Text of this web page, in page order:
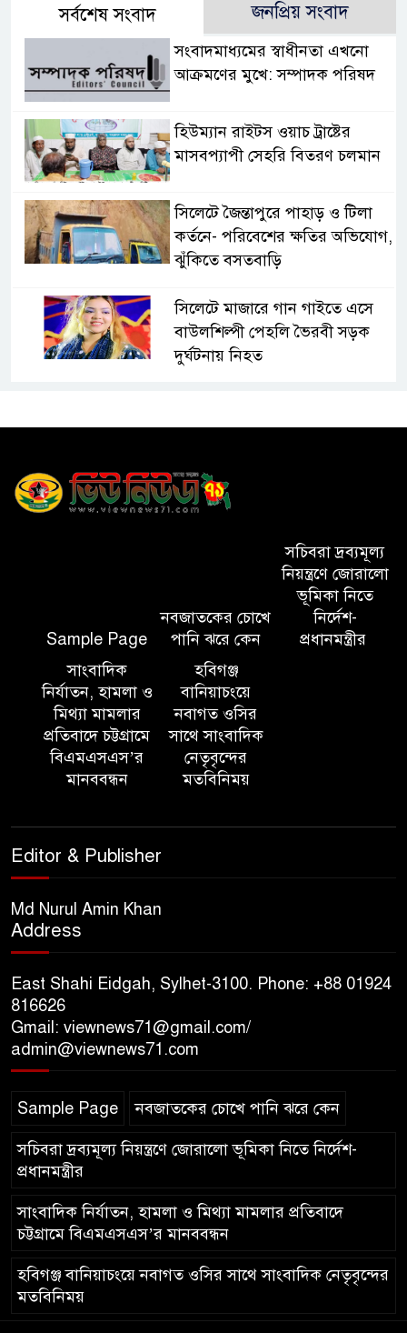
সর্বশেষ সংবাদ জনপ্রিয় সংবাদ
সংবাদমাধ্যমের স্বাধীনতা এখনো
আক্রমণের মুখে: সম্পাদক পরিষদ
হিউম্যান রাইটস ওয়াচ ট্রাষ্টের
মাসবপ্যাপী সেহরি বিতরণ চলমান
সিলেটে জৈন্তাপুরে পাহাড় ও টিলা
কর্তনে- পরিবেশের ক্ষতির অভিযোগ,
ঝুঁকিতে বসতবাড়ি
সিলেটে মাজারে গান গাইতে এসে
বাউলশিল্পী পেহলি ভৈরবী সড়ক
দুর্ঘটনায় নিহত
ঢাকা-সিলেট মহাসড়কে দুটি
নিহত ৯, পরিবারকে আর্থিক সহযোগিতা
‘জাতীয় প্রবাসী দিবস’ উদযাপনের
লক্ষ্যে আন্তঃমন্ত্রণালয় সভা অনুষ্ঠিত
সিলেট ইসলামিক ফাউন্ডেশনে
জুলাই গণঅভ্যুত্থান দিবস ২০২৬
উপলক্ষ্যে আলোচনা সভা ও দু’আ
মাহফিল
পরিবেশ রক্ষায় ব্যক্তিগত উদ্যোগ
সমাজের জন্য অনুকরণীয় মডেল-
বিভাগীয় কমিশনার
সিলেট মেট্রোপলিটন পুলিশ
শহীদদের প্রতি গভীর শ্রদ্ধা নিবেদন করেন
মামলায় এক বছরের সাজা
‘সমন্বিত উদ্যোগেই গড়ে উঠবে
আধুনিক সিলেট’ – বাণিজ্যমন্ত্রী
ত্রিতরঙ্গের বাদল সাঁঝের বর্ণাঢ্য
আয়োজন ‘শ্রাবনের মেঘগুলো’
Sample Page
নবজাতকের চোখে
পানি ঝরে কেন
সচিবরা দ্রব্যমূল্য
নিয়ন্ত্রণে জোরালো
ভূমিকা নিতে
নির্দেশ-
প্রধানমন্ত্রীর
সাংবাদিক
নির্যাতন, হামলা ও
মিথ্যা মামলার
প্রতিবাদে চট্টগ্রামে
বিএমএসএস’র
মানববন্ধন
হবিগঞ্জ
বানিয়াচংয়ে
নবাগত ওসির
সাথে সাংবাদিক
নেতৃবৃন্দের
মতবিনিময়
Editor & Publisher
Md Nurul Amin Khan
Address
East Shahi Eidgah, Sylhet-3100. Phone: +88 01924
816626
Gmail: viewnews71@gmail.com/
admin@viewnews71.com
Sample Page নবজাতকের চোখে পানি ঝরে কেন
সচিবরা দ্রব্যমূল্য নিয়ন্ত্রণে জোরালো ভূমিকা নিতে নির্দেশ-
প্রধানমন্ত্রীর
সাংবাদিক নির্যাতন, হামলা ও মিথ্যা মামলার প্রতিবাদে
চট্টগ্রামে বিএমএসএস’র মানববন্ধন
হবিগঞ্জ বানিয়াচংয়ে নবাগত ওসির সাথে সাংবাদিক নেতৃবৃন্দের
মতবিনিময়